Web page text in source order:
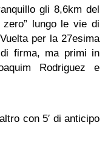
gli 8,6km del
lungo le vie di
per la 27esima
firma, ma primi in
Rodriguez e
con 5′ di anticipo